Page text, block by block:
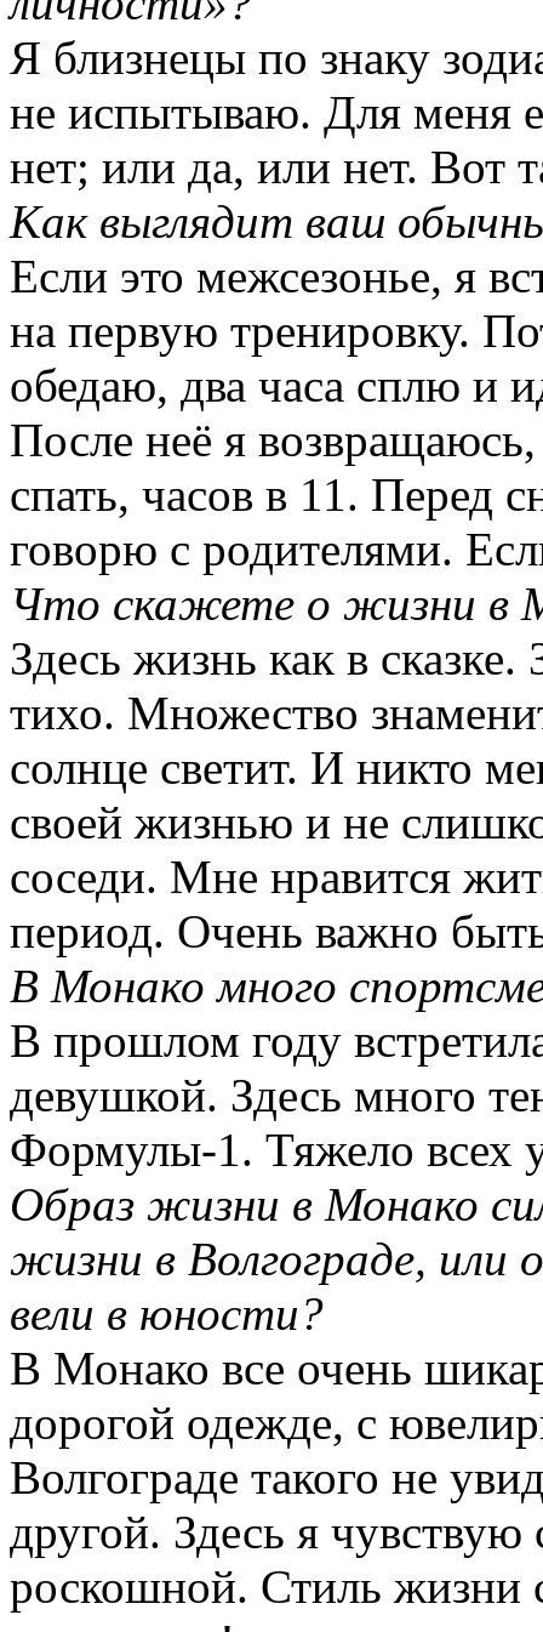
Я близнецы по знаку
не испытываю. Для меня
нет; или да, или нет. Вот
Как выглядит ваш
Если это межсезонье, я
на первую тренировку.
обедаю, два часа сплю и
После неё я
спать, часов в 11. Перед
говорю с родителями.
Что скажете о жизни в
Здесь жизнь как в
тихо. Множество
солнце светит. И никто
своей жизнью и не
соседи. Мне нравится
период. Очень важно
В Монако много
В прошлом году
девушкой. Здесь много
Формулы-1. Тяжело всех
Образ жизни в Монако
жизни в Волгограде,
вели в юности?
В Монако все очень
дорогой одежде, с
Волгограде такого не
другой. Здесь я чувствую
роскошной. Стиль жизни